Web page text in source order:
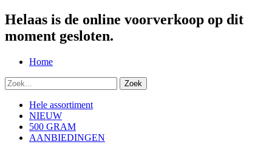
Helaas is de online voorverkoop op dit
moment gesloten.
Home
Hele assortiment
NIEUW
500 GRAM
AANBIEDINGEN